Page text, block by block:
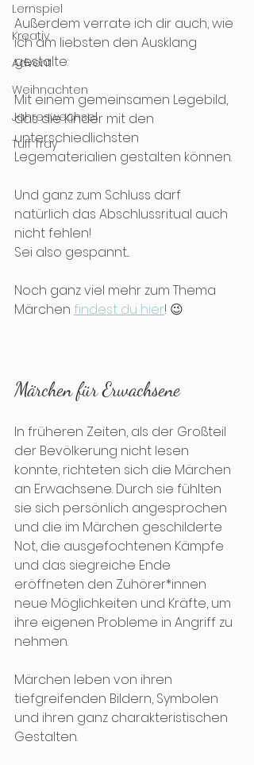
Lernspiel
Kreativ
Advent
Weihnachten
Jahreswechsel
Tuff Tray
Außerdem verrate ich dir auch, wie
ich am liebsten den Ausklang
gestalte:
Mit einem gemeinsamen Legebild,
das die Kinder mit den
unterschiedlichsten
Legematerialien gestalten können.
Und ganz zum Schluss darf
natürlich das Abschlussritual auch
nicht fehlen!
Sei also gespannt...
Noch ganz viel mehr zum Thema
Märchen findest du hier! 😉
Märchen für Erwachsene
In früheren Zeiten, als der Großteil
der Bevölkerung nicht lesen
konnte, richteten sich die Märchen
an Erwachsene. Durch sie fühlten
sie sich persönlich angesprochen
und die im Märchen geschilderte
Not, die ausgefochtenen Kämpfe
und das siegreiche Ende
eröffneten den Zuhörer*innen
neue Möglichkeiten und Kräfte, um
ihre eigenen Probleme in Angriff zu
nehmen.
Märchen leben von ihren
tiefgreifenden Bildern, Symbolen
und ihren ganz charakteristischen
Gestalten.